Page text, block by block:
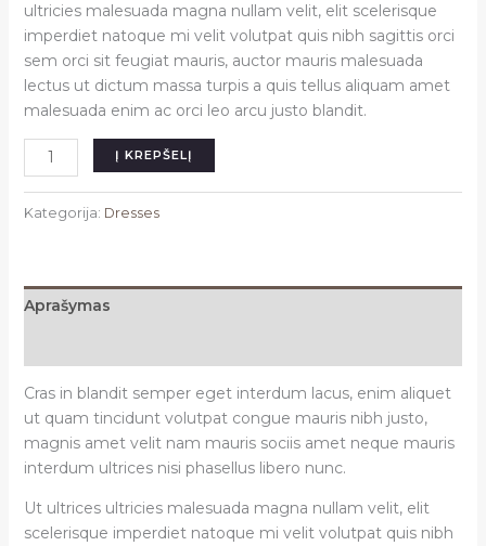
ultricies malesuada magna nullam velit, elit scelerisque
imperdiet natoque mi velit volutpat quis nibh sagittis orci
sem orci sit feugiat mauris, auctor mauris malesuada
lectus ut dictum massa turpis a quis tellus aliquam amet
malesuada enim ac orci leo arcu justo blandit.
produkto
kiekis:
Meena
dress
Į KREPŠELĮ
Kategorija: Dresses
Aprašymas
Cras in blandit semper eget interdum lacus, enim aliquet
ut quam tincidunt volutpat congue mauris nibh justo,
magnis amet velit nam mauris sociis amet neque mauris
interdum ultrices nisi phasellus libero nunc.
Ut ultrices ultricies malesuada magna nullam velit, elit
scelerisque imperdiet natoque mi velit volutpat quis nibh